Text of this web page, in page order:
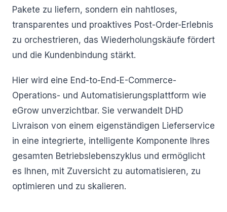
Pakete zu liefern, sondern ein nahtloses,
transparentes und proaktives Post-Order-Erlebnis
zu orchestrieren, das Wiederholungskäufe fördert
und die Kundenbindung stärkt.
Hier wird eine End-to-End-E-Commerce-
Operations- und Automatisierungsplattform wie
eGrow unverzichtbar. Sie verwandelt DHD
Livraison von einem eigenständigen Lieferservice
in eine integrierte, intelligente Komponente Ihres
gesamten Betriebslebenszyklus und ermöglicht
es Ihnen, mit Zuversicht zu automatisieren, zu
optimieren und zu skalieren.